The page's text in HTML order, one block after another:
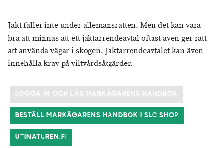
Jakt faller inte under allemansrätten. Men det kan vara
bra att minnas att ett jaktarrendeavtal oftast även ger rätt
att använda vägar i skogen. Jaktarrendeavtalet kan även
innehålla krav på viltvårdsåtgärder.
LOGGA IN OCH LÄS MARKÄGARENS HANDBOK
BESTÄLL MARKÄGARENS HANDBOK I SLC SHOP
UTINATUREN.FI